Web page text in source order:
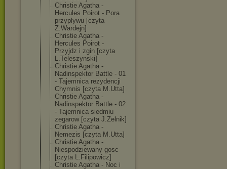
Christie Agatha -
Hercules Poirot - Pora
przyplywu [czyta
Z.Wardejn]
Christie Agatha -
Hercules Poirot -
Przyjdz i zgin [czyta
L.Teleszynski]
Christie Agatha -
Nadinspektor Battle - 01
- Tajemnica rezydencji
Chymnis [czyta M.Utta]
Christie Agatha -
Nadinspektor Battle - 02
- Tajemnica siedmiu
zegarow [czyta J.Zelnik]
Christie Agatha -
Nemezis [czyta M.Utta]
Christie Agatha -
Niespodziewany gosc
[czyta L.Filipowicz]
Christie Agatha - Noc i